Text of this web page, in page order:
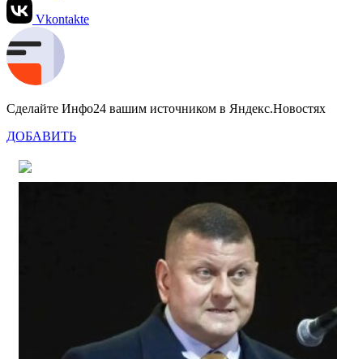
Vkontakte
Сделайте Инфо24 вашим источником в Яндекс.Новостях
ДОБАВИТЬ